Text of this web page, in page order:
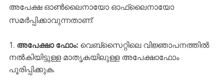
​അപേക്ഷ ഓൺലൈനായോ ഓഫ്‌ലൈനായോ
സമർപ്പിക്കാവുന്നതാണ്:
അപേക്ഷാ ഫോം:വെബ്സൈറ്റിലെ വിജ്ഞാപനത്തിൽ
നൽകിയിട്ടുള്ള മാതൃകയിലുള്ള അപേക്ഷാഫോം
പൂരിപ്പിക്കുക.